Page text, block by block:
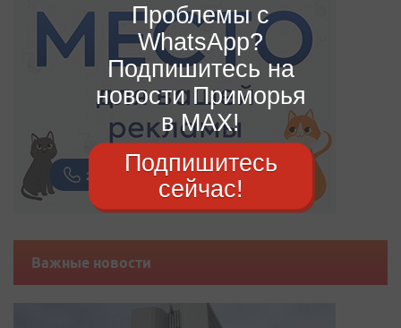
Важные новости
Проблемы с
WhatsApp?
Подпишитесь на
новости Приморья
в MAX!
Подпишитесь
сейчас!